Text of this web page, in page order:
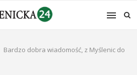
Bardzo dobra wiadomość, z Myślenic do